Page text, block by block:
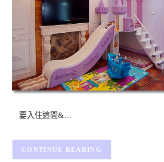
要入住這間&…
CONTINUE READING